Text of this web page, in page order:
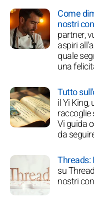
Come
nostri
partner,
aspiri
quale
una
Tutto
il Yi
raccoglie
Vi guida
da
Threads:
su
nostri